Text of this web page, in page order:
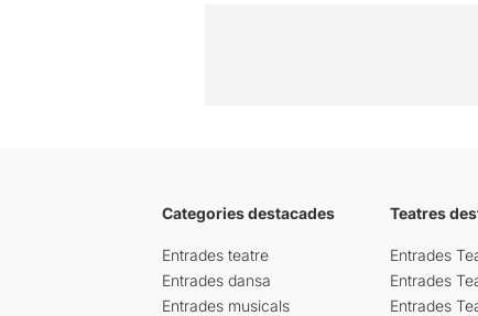
Categories destacades
Entrades teatre
Entrades dansa
Entrades musicals
Teatres
Entrades
Entrades
Entrades